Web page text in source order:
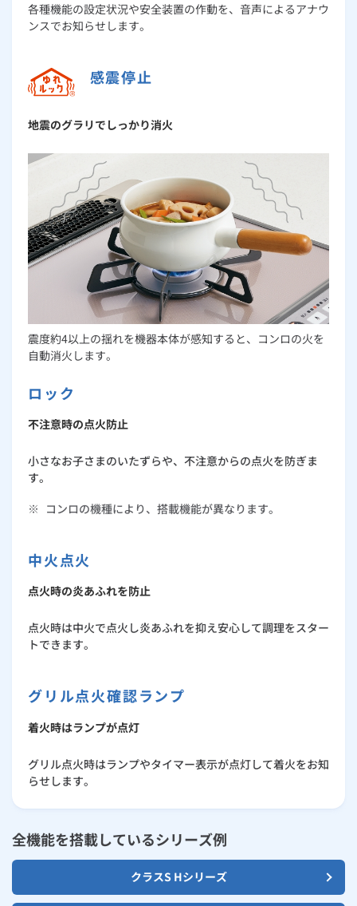
各種機能の設定状況や安全装置の作動を、音声によるアナウ
ンスでお知らせします。
感震停止
地震のグラリでしっかり消火
震度約4以上の揺れを機器本体が感知すると、コンロの火を
自動消火します。
ロック
不注意時の点火防止
小さなお子さまのいたずらや、不注意からの点火を防ぎま
す。
※ コンロの機種により、搭載機能が異なります。
中火点火
点火時の炎あふれを防止
点火時は中火で点火し炎あふれを抑え安心して調理をスター
トできます。
グリル点火確認ランプ
着火時はランプが点灯
グリル点火時はランプやタイマー表示が点灯して着火をお知
らせします。
全機能を搭載しているシリーズ例
クラスS Hシリーズ